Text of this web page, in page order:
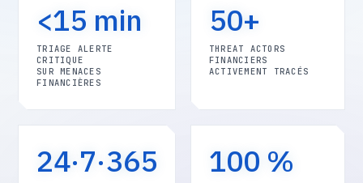
<15 min
TRIAGE ALERTE
CRITIQUE
SUR MENACES
FINANCIÈRES
50+
THREAT ACTORS
FINANCIERS
ACTIVEMENT TRACÉS
24·7·365 100 %